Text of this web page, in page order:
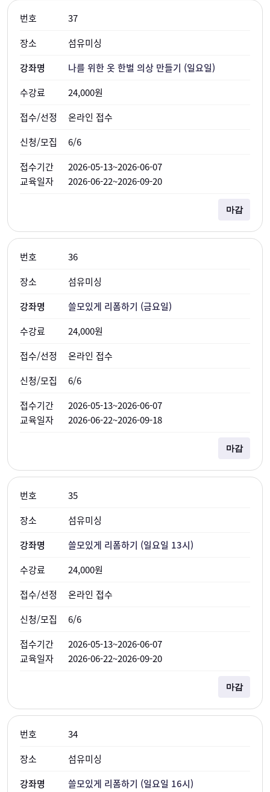
37
섬유미싱
나를 위한 옷 한벌 의상 만들기 (일요일)
24,000원
온라인 접수
6/6
2026-05-13~2026-06-07
2026-06-22~2026-09-20
마감
36
섬유미싱
쓸모있게 리폼하기 (금요일)
24,000원
온라인 접수
6/6
2026-05-13~2026-06-07
2026-06-22~2026-09-18
마감
35
섬유미싱
쓸모있게 리폼하기 (일요일 13시)
24,000원
온라인 접수
6/6
2026-05-13~2026-06-07
2026-06-22~2026-09-20
마감
34
섬유미싱
쓸모있게 리폼하기 (일요일 16시)